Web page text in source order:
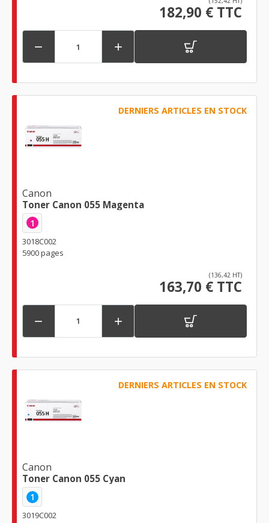
182,90 € TTC
 
DERNIERS ARTICLES EN STOCK
Canon
Toner Canon 055 Magenta
1
3018C002
5900 pages
(136,42 HT)
163,70 € TTC
 
DERNIERS ARTICLES EN STOCK
Canon
Toner Canon 055 Cyan
1
3019C002